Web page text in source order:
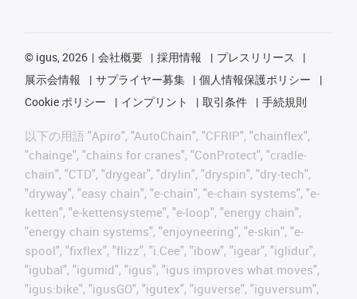
© igus, 2026 会社概要 採用情報
プレスリリース
展示会情報
サプライヤー募集
個人情報保護ポリシー
Cookie ポリシー
インプリント 取引条件 手続規則
以下の用語 "Apiro", "AutoChain", "CFRIP", "chainflex",
"chainge", "chains for cranes", "ConProtect", "cradle-
chain", "CTD", "drygear", "drylin", "dryspin", "dry-tech",
"dryway", "easy chain", "e-chain", "e-chain systems", "e-
ketten", "e-kettensysteme", "e-loop", "energy chain",
"energy chain systems", "enjoyneering", "e-skin", "e-
spool", "fixflex", "flizz", "i.Cee", "ibow", "igear", "iglidur",
"igubal", "igumid", "igus", "igus improves what moves",
"igus:bike", "igusGO", "igutex", "iguverse", "iguversum",